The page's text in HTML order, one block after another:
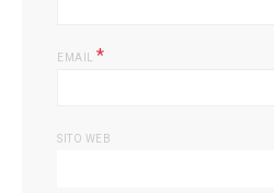
EMAIL *
SITO WEB